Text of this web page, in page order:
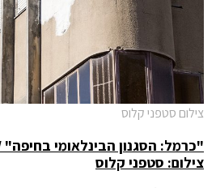
צילום סטפני קלוס
"כרמל: הסגנון הבינלאומי בחיפה"
צילום: סטפני קלוס